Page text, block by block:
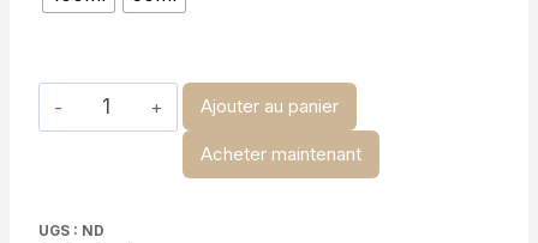
quantité
de
Des
Ajouter au panier
Acheter maintenant
UGS : ND